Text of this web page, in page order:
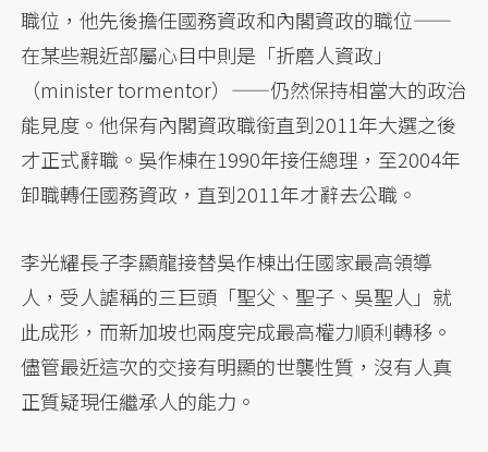
職位，他先後擔任國務資政和內閣資政的職位——
在某些親近部屬心目中則是「折磨人資政」
（minister tormentor）——仍然保持相當大的政治
能見度。他保有內閣資政職銜直到2011年大選之後
才正式辭職。吳作棟在1990年接任總理，至2004年
卸職轉任國務資政，直到2011年才辭去公職。
李光耀長子李顯龍接替吳作棟出任國家最高領導
人，受人謔稱的三巨頭「聖父、聖子、吳聖人」就
此成形，而新加坡也兩度完成最高權力順利轉移。
儘管最近這次的交接有明顯的世襲性質，沒有人真
正質疑現任繼承人的能力。